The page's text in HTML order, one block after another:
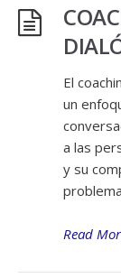
El
un
a las
y su
Read